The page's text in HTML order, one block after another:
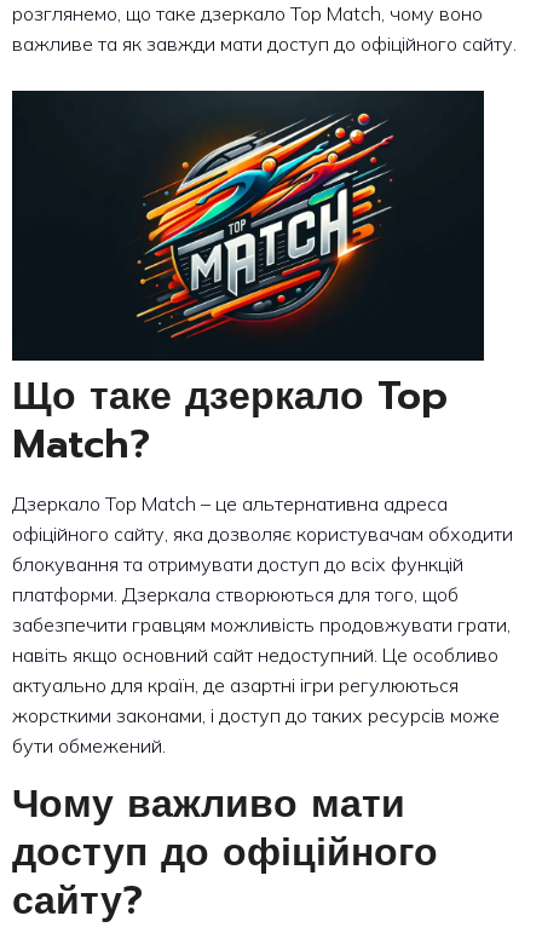
розглянемо, що таке дзеркало Top Match, чому воно
важливе та як завжди мати доступ до офіційного сайту.
Що таке дзеркало Top
Match?
Дзеркало Top Match – це альтернативна адреса
офіційного сайту, яка дозволяє користувачам обходити
блокування та отримувати доступ до всіх функцій
платформи. Дзеркала створюються для того, щоб
забезпечити гравцям можливість продовжувати грати,
навіть якщо основний сайт недоступний. Це особливо
актуально для країн, де азартні ігри регулюються
жорсткими законами, і доступ до таких ресурсів може
бути обмежений.
Чому важливо мати
доступ до офіційного
сайту?